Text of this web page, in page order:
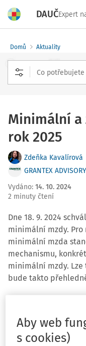
DAUČExpert
Domů Aktuality
Minimální a
rok 2025
Zdeňka Kavalírová
GRANTEX
Vydáno: 14. 10. 2024
2 minuty čtení
Dne 18. 9. 2024
minimální mzdy. Pro
minimální mzda
mechanismu,
minimální mzdy.
bude takto
Aby web
s cookies)